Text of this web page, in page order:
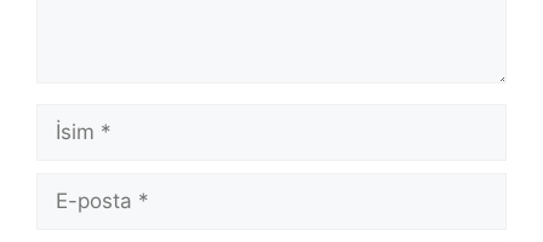
İsim
posta